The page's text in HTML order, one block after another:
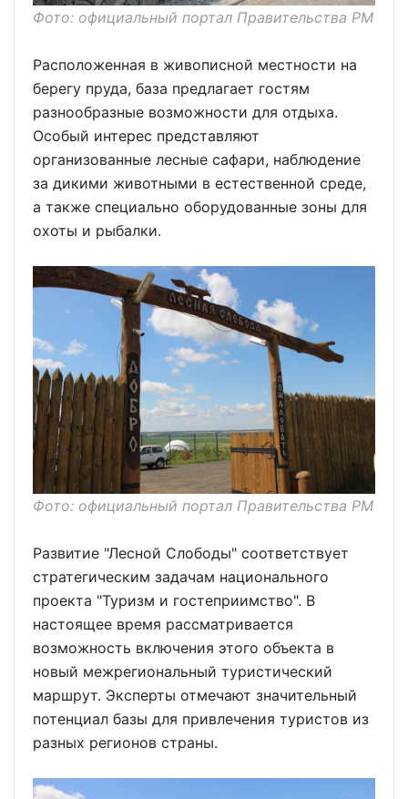
Фото: официальный портал Правительства РМ
Расположенная в живописной местности на
берегу пруда, база предлагает гостям
разнообразные возможности для отдыха.
Особый интерес представляют
организованные лесные сафари, наблюдение
за дикими животными в естественной среде,
а также специально оборудованные зоны для
охоты и рыбалки.
Фото: официальный портал Правительства РМ
Развитие "Лесной Слободы" соответствует
стратегическим задачам национального
проекта "Туризм и гостеприимство". В
настоящее время рассматривается
возможность включения этого объекта в
новый межрегиональный туристический
маршрут. Эксперты отмечают значительный
потенциал базы для привлечения туристов из
разных регионов страны.